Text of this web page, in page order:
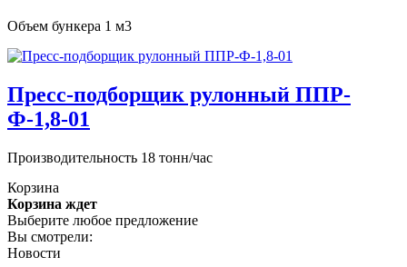
Объем бункера 1 м3
Пресс-подборщик рулонный ППР-
Ф-1,8-01
Производительность 18 тонн/час
Корзина
Корзина ждет
Выберите любое предложение
Вы смотрели:
Новости